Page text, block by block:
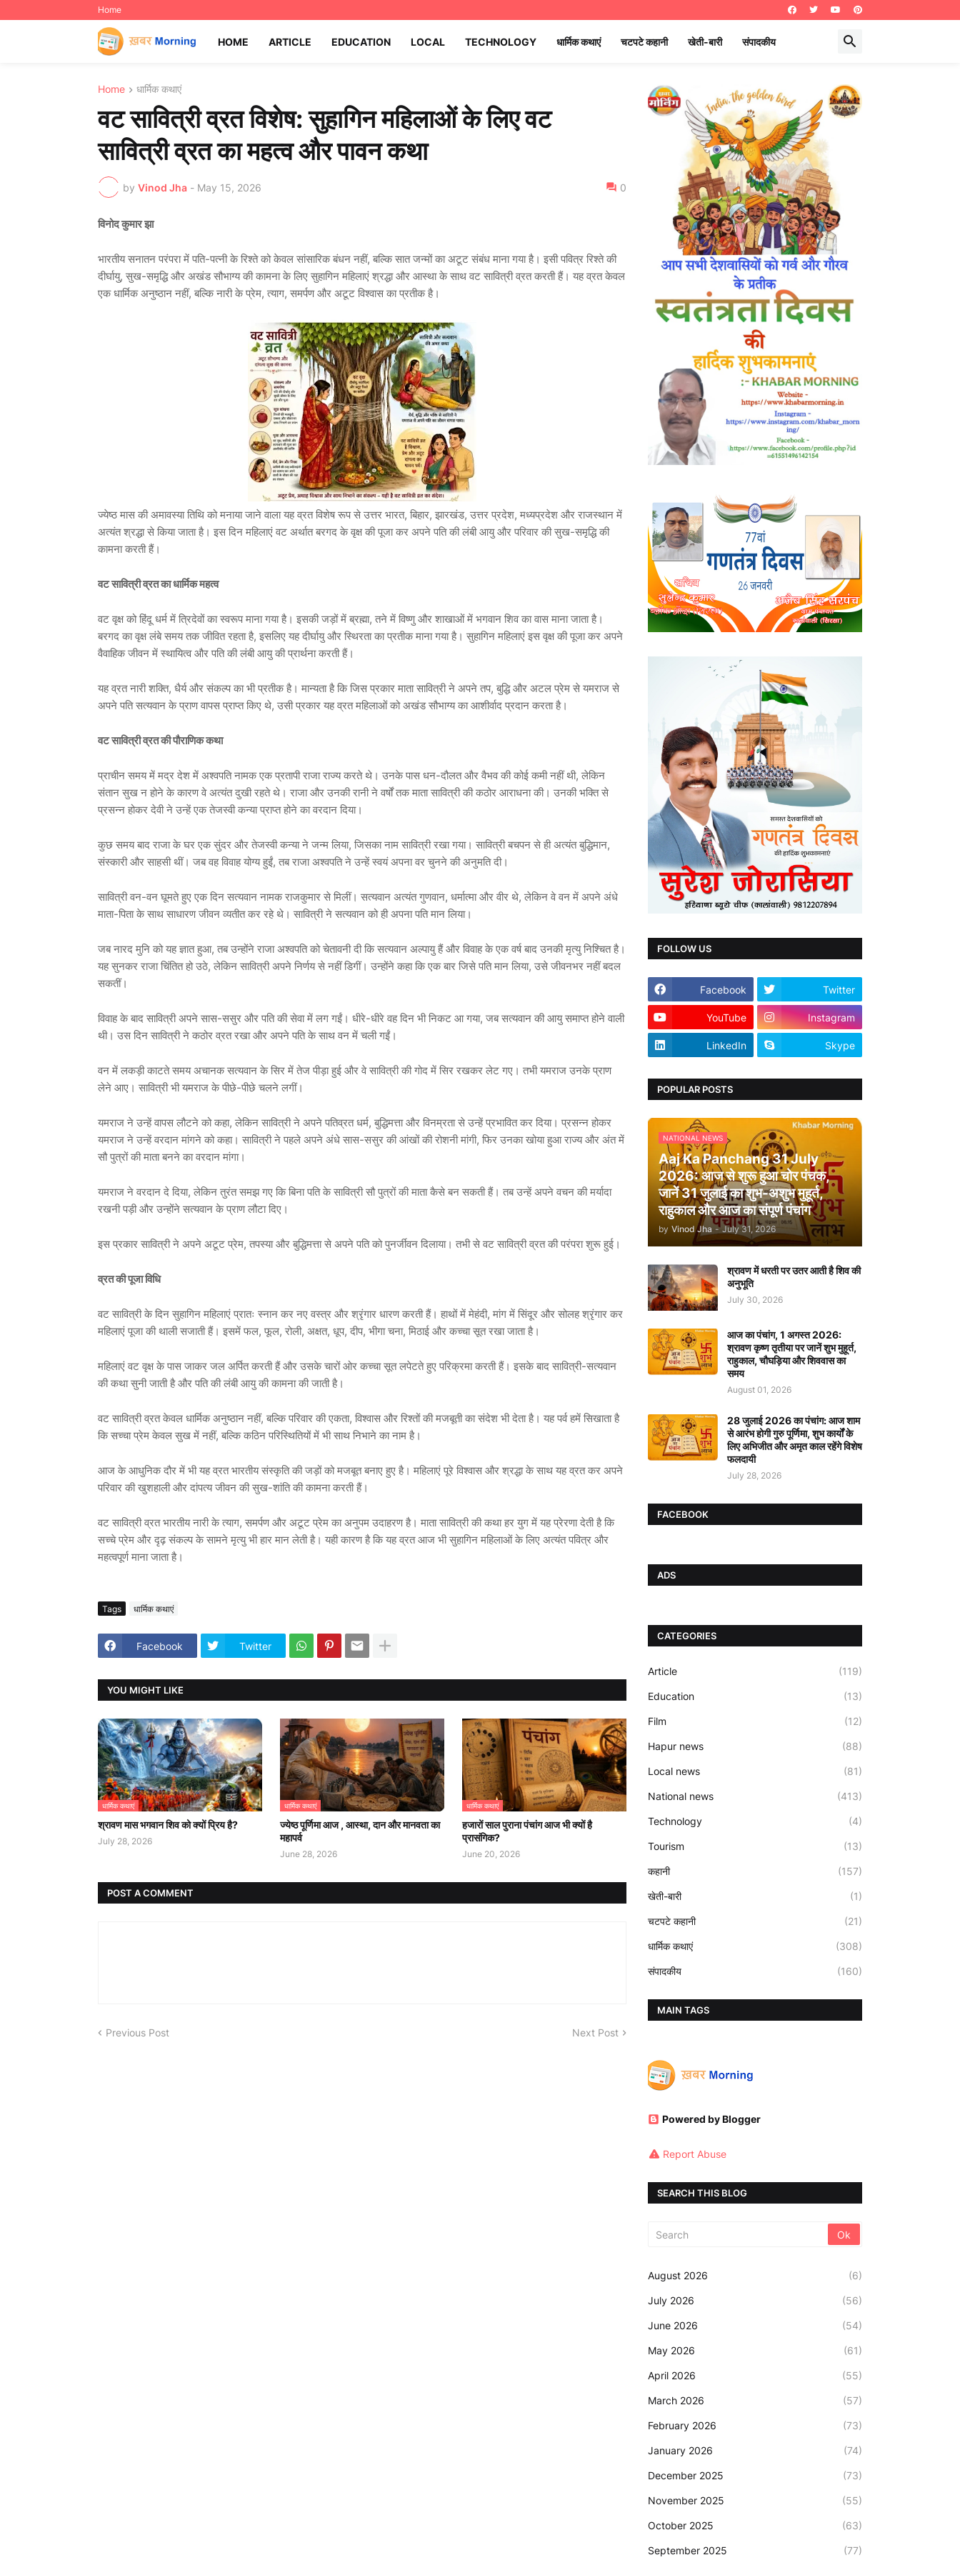
Home
HOME ARTICLE EDUCATION LOCAL TECHNOLOGY धार्मिक कथाएं चटपटे कहानी खेती-बारी संपादकीय
Home धार्मिक कथाएं
वट सावित्री व्रत विशेष: सुहागिन महिलाओं के लिए वट
सावित्री व्रत का महत्व और पावन कथा
by Vinod Jha - May 15, 2026 0
विनोद कुमार झा
भारतीय सनातन परंपरा में पति-पत्नी के रिश्ते को केवल सांसारिक बंधन नहीं, बल्कि सात जन्मों का अटूट संबंध माना गया है। इसी पवित्र रिश्ते की
दीर्घायु, सुख-समृद्धि और अखंड सौभाग्य की कामना के लिए सुहागिन महिलाएं श्रद्धा और आस्था के साथ वट सावित्री व्रत करती हैं। यह व्रत केवल
एक धार्मिक अनुष्ठान नहीं, बल्कि नारी के प्रेम, त्याग, समर्पण और अटूट विश्वास का प्रतीक है।
ज्येष्ठ मास की अमावस्या तिथि को मनाया जाने वाला यह व्रत विशेष रूप से उत्तर भारत, बिहार, झारखंड, उत्तर प्रदेश, मध्यप्रदेश और राजस्थान में
अत्यंत श्रद्धा से किया जाता है। इस दिन महिलाएं वट अर्थात बरगद के वृक्ष की पूजा कर अपने पति की लंबी आयु और परिवार की सुख-समृद्धि की
कामना करती हैं।
वट सावित्री व्रत का धार्मिक महत्व
वट वृक्ष को हिंदू धर्म में त्रिदेवों का स्वरूप माना गया है। इसकी जड़ों में ब्रह्मा, तने में विष्णु और शाखाओं में भगवान शिव का वास माना जाता है।
बरगद का वृक्ष लंबे समय तक जीवित रहता है, इसलिए यह दीर्घायु और स्थिरता का प्रतीक माना गया है। सुहागिन महिलाएं इस वृक्ष की पूजा कर अपने
वैवाहिक जीवन में स्थायित्व और पति की लंबी आयु की प्रार्थना करती हैं।
यह व्रत नारी शक्ति, धैर्य और संकल्प का भी प्रतीक है। मान्यता है कि जिस प्रकार माता सावित्री ने अपने तप, बुद्धि और अटल प्रेम से यमराज से
अपने पति सत्यवान के प्राण वापस प्राप्त किए थे, उसी प्रकार यह व्रत महिलाओं को अखंड सौभाग्य का आशीर्वाद प्रदान करता है।
वट सावित्री व्रत की पौराणिक कथा
प्राचीन समय में मद्र देश में अश्वपति नामक एक प्रतापी राजा राज्य करते थे। उनके पास धन-दौलत और वैभव की कोई कमी नहीं थी, लेकिन
संतान सुख न होने के कारण वे अत्यंत दुखी रहते थे। राजा और उनकी रानी ने वर्षों तक माता सावित्री की कठोर आराधना की। उनकी भक्ति से
प्रसन्न होकर देवी ने उन्हें एक तेजस्वी कन्या प्राप्त होने का वरदान दिया।
कुछ समय बाद राजा के घर एक सुंदर और तेजस्वी कन्या ने जन्म लिया, जिसका नाम सावित्री रखा गया। सावित्री बचपन से ही अत्यंत बुद्धिमान,
संस्कारी और साहसी थीं। जब वह विवाह योग्य हुईं, तब राजा अश्वपति ने उन्हें स्वयं अपना वर चुनने की अनुमति दी।
सावित्री वन-वन घूमते हुए एक दिन सत्यवान नामक राजकुमार से मिलीं। सत्यवान अत्यंत गुणवान, धर्मात्मा और वीर थे, लेकिन वे वन में अपने अंधे
माता-पिता के साथ साधारण जीवन व्यतीत कर रहे थे। सावित्री ने सत्यवान को ही अपना पति मान लिया।
जब नारद मुनि को यह ज्ञात हुआ, तब उन्होंने राजा अश्वपति को चेतावनी दी कि सत्यवान अल्पायु हैं और विवाह के एक वर्ष बाद उनकी मृत्यु निश्चित है।
यह सुनकर राजा चिंतित हो उठे, लेकिन सावित्री अपने निर्णय से नहीं डिगीं। उन्होंने कहा कि एक बार जिसे पति मान लिया, उसे जीवनभर नहीं बदल
सकतीं।
विवाह के बाद सावित्री अपने सास-ससुर और पति की सेवा में लग गईं। धीरे-धीरे वह दिन भी निकट आ गया, जब सत्यवान की आयु समाप्त होने वाली
थी। उस दिन सावित्री ने कठोर व्रत रखा और अपने पति के साथ वन में चली गईं।
वन में लकड़ी काटते समय अचानक सत्यवान के सिर में तेज पीड़ा हुई और वे सावित्री की गोद में सिर रखकर लेट गए। तभी यमराज उनके प्राण
लेने आए। सावित्री भी यमराज के पीछे-पीछे चलने लगीं।
यमराज ने उन्हें वापस लौटने को कहा, लेकिन सावित्री ने अपने पतिव्रत धर्म, बुद्धिमत्ता और विनम्रता से उन्हें प्रभावित कर दिया। प्रसन्न होकर
यमराज ने उन्हें वरदान मांगने को कहा। सावित्री ने पहले अपने अंधे सास-ससुर की आंखों की रोशनी मांगी, फिर उनका खोया हुआ राज्य और अंत में
सौ पुत्रों की माता बनने का वरदान मांगा।
यमराज ने वरदान दे दिया, लेकिन तुरंत समझ गए कि बिना पति के सावित्री सौ पुत्रों की माता कैसे बन सकती हैं। तब उन्हें अपने वचन की मर्यादा
रखनी पड़ी और उन्होंने सत्यवान के प्राण लौटा दिए।
इस प्रकार सावित्री ने अपने अटूट प्रेम, तपस्या और बुद्धिमत्ता से अपने पति को पुनर्जीवन दिलाया। तभी से वट सावित्री व्रत की परंपरा शुरू हुई।
व्रत की पूजा विधि
वट सावित्री के दिन सुहागिन महिलाएं प्रातः स्नान कर नए वस्त्र और श्रृंगार धारण करती हैं। हाथों में मेहंदी, मांग में सिंदूर और सोलह श्रृंगार कर
महिलाएं पूजा की थाली सजाती हैं। इसमें फल, फूल, रोली, अक्षत, धूप, दीप, भीगा चना, मिठाई और कच्चा सूत रखा जाता है।
महिलाएं वट वृक्ष के पास जाकर जल अर्पित करती हैं और उसके चारों ओर कच्चा सूत लपेटते हुए परिक्रमा करती हैं। इसके बाद सावित्री-सत्यवान
की कथा सुनी जाती है और पति की लंबी आयु की कामना की जाती है।
वट सावित्री व्रत केवल धार्मिक अनुष्ठान नहीं, बल्कि परिवार की एकता, विश्वास और रिश्तों की मजबूती का संदेश भी देता है। यह पर्व हमें सिखाता है
कि सच्चा प्रेम केवल सुख में नहीं, बल्कि कठिन परिस्थितियों में भी साथ निभाने का नाम है।
आज के आधुनिक दौर में भी यह व्रत भारतीय संस्कृति की जड़ों को मजबूत बनाए हुए है। महिलाएं पूरे विश्वास और श्रद्धा के साथ यह व्रत कर अपने
परिवार की खुशहाली और दांपत्य जीवन की सुख-शांति की कामना करती हैं।
वट सावित्री व्रत भारतीय नारी के त्याग, समर्पण और अटूट प्रेम का अनुपम उदाहरण है। माता सावित्री की कथा हर युग में यह प्रेरणा देती है कि
सच्चे प्रेम और दृढ़ संकल्प के सामने मृत्यु भी हार मान लेती है। यही कारण है कि यह व्रत आज भी सुहागिन महिलाओं के लिए अत्यंत पवित्र और
महत्वपूर्ण माना जाता है।
Tags धार्मिक कथाएं
Facebook Twitter
YOU MIGHT LIKE
धार्मिक कथाएं
श्रावण मास भगवान शिव को क्यों प्रिय है?
July 28, 2026
धार्मिक कथाएं
ज्येष्ठ पूर्णिमा आज , आस्था, दान और मानवता का
महापर्व
June 28, 2026
धार्मिक कथाएं
हजारों साल पुराना पंचांग आज भी क्यों है
प्रासंगिक?
June 20, 2026
POST A COMMENT
Previous Post Next Post
FOLLOW US
Facebook Twitter
YouTube Instagram
LinkedIn Skype
POPULAR POSTS
NATIONAL NEWS
Aaj Ka Panchang 31 July
2026: आज से शुरू हुआ चोर पंचक,
जानें 31 जुलाई का शुभ-अशुभ मुहूर्त,
राहुकाल और आज का संपूर्ण पंचांग
by Vinod Jha - July 31, 2026
श्रावण में धरती पर उतर आती है शिव की
अनुभूति
July 30, 2026
आज का पंचांग, 1 अगस्त 2026:
श्रावण कृष्ण तृतीया पर जानें शुभ मुहूर्त,
राहुकाल, चौघड़िया और शिववास का
समय
August 01, 2026
28 जुलाई 2026 का पंचांग: आज शाम
से आरंभ होगी गुरु पूर्णिमा, शुभ कार्यों के
लिए अभिजीत और अमृत काल रहेंगे विशेष
फलदायी
July 28, 2026
FACEBOOK
ADS
CATEGORIES
Article (119)
Education (13)
Film (12)
Hapur news (88)
Local news (81)
National news (413)
Technology (4)
Tourism (13)
कहानी (157)
खेती-बारी (1)
चटपटे कहानी (21)
धार्मिक कथाएं (308)
संपादकीय (160)
MAIN TAGS
Powered by Blogger
Report Abuse
SEARCH THIS BLOG
August 2026 (6)
July 2026 (56)
June 2026 (54)
May 2026 (61)
April 2026 (55)
March 2026 (57)
February 2026 (73)
January 2026 (74)
December 2025 (73)
November 2025 (55)
October 2025 (63)
September 2025 (77)